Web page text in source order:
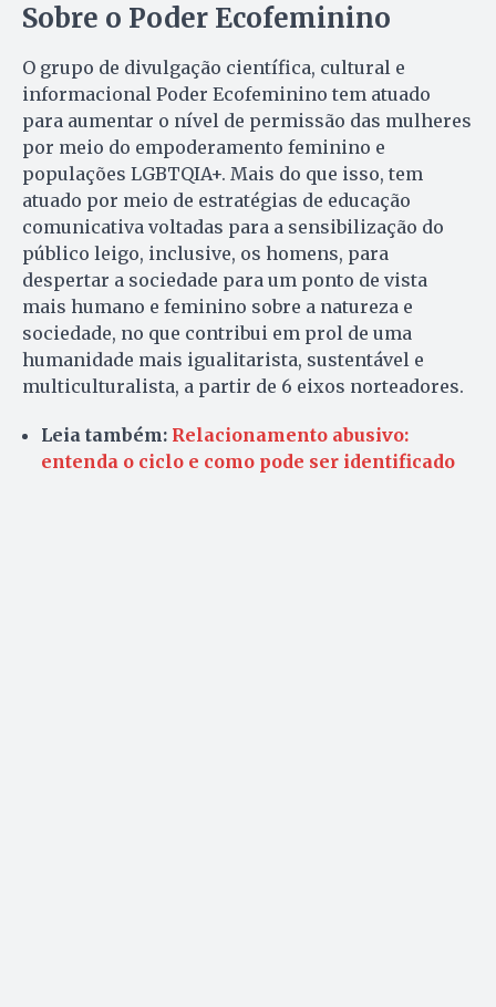
Sobre o Poder Ecofeminino
O grupo de divulgação científica, cultural e
informacional Poder Ecofeminino tem atuado
para aumentar o nível de permissão das mulheres
por meio do empoderamento feminino e
populações LGBTQIA+. Mais do que isso, tem
atuado por meio de estratégias de educação
comunicativa voltadas para a sensibilização do
público leigo, inclusive, os homens, para
despertar a sociedade para um ponto de vista
mais humano e feminino sobre a natureza e
sociedade, no que contribui em prol de uma
humanidade mais igualitarista, sustentável e
multiculturalista, a partir de 6 eixos norteadores.
Leia também: Relacionamento abusivo:
entenda o ciclo e como pode ser identificado